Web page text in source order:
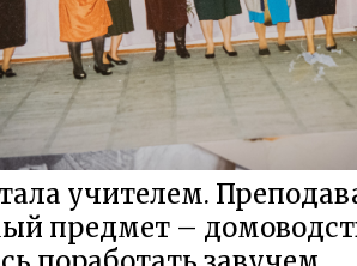
учителем.
предмет –